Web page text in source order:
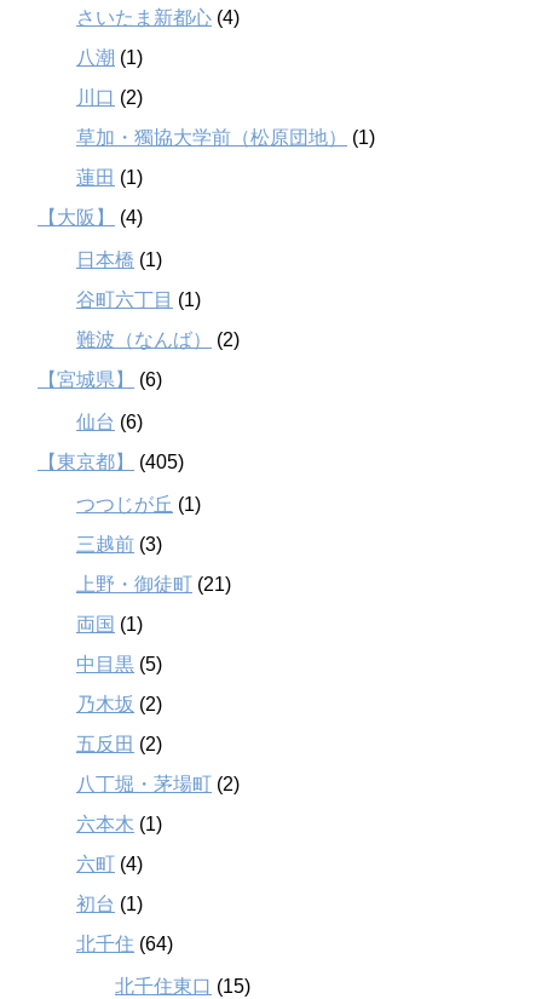
さいたま新都心 (4)
八潮 (1)
川口 (2)
草加・獨協大学前（松原団地）
(1)
蓮田 (1)
【大阪】
(4)
日本橋 (1)
谷町六丁目 (1)
難波（なんば）
(2)
【宮城県】
(6)
仙台 (6)
【東京都】
(405)
つつじが丘 (1)
三越前 (3)
上野・御徒町 (21)
両国 (1)
中目黒 (5)
乃木坂 (2)
五反田 (2)
八丁堀・茅場町 (2)
六本木 (1)
六町 (4)
初台 (1)
北千住 (64)
北千住東口 (15)